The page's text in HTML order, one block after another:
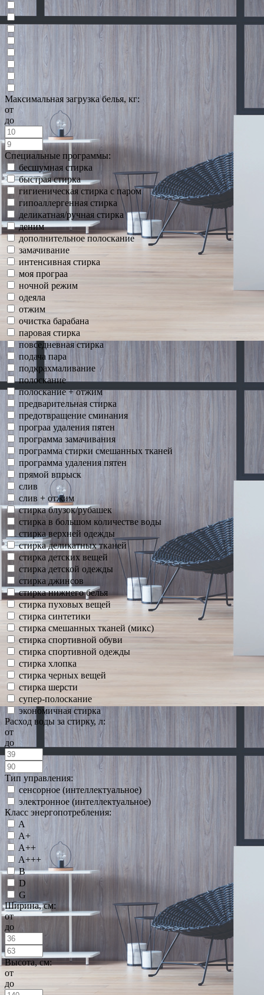
Максимальная загрузка белья, кг:
от
до
Специальные программы:
бесшумная стирка
быстрая стирка
гигиеническая стирка с паром
гипоаллергенная стирка
деликатная/ручная стирка
деним
дополнительное полоскание
замачивание
интенсивная стирка
моя програа
ночной режим
одеяла
отжим
очистка барабана
паровая стирка
повседневная стирка
подача пара
подкрахмаливание
полоскание
полоскание + отжим
предварительная стирка
предотвращение сминания
програа удаления пятен
программа замачивания
программа стирки смешанных тканей
программа удаления пятен
прямой впрыск
слив
слив + отжим
стирка блузок/рубашек
стирка в большом количестве воды
стирка верхней одежды
стирка деликатных тканей
стирка детских вещей
стирка детской одежды
стирка джинсов
стирка нижнего белья
стирка пуховых вещей
стирка синтетики
стирка смешанных тканей (микс)
стирка спортивной обуви
стирка спортивной одежды
стирка хлопка
стирка черных вещей
стирка шерсти
супер-полоскание
экономичная стирка
Расход воды за стирку, л:
от
до
Тип управления:
сенсорное (интеллектуальное)
электронное (интеллектуальное)
Класс энергопотребления:
A
A+
A++
A+++
B
D
G
Ширина, см:
от
до
Высота, см:
от
до